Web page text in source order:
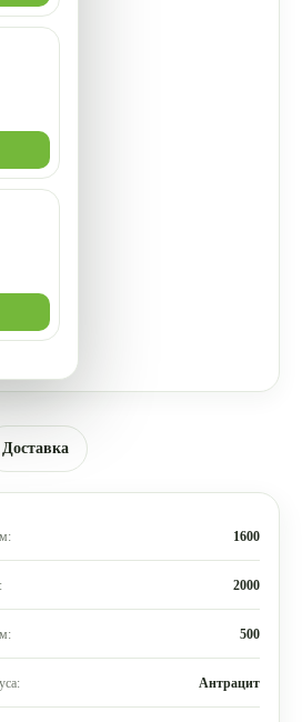
Доставка
1600
2000
500
Антрацит